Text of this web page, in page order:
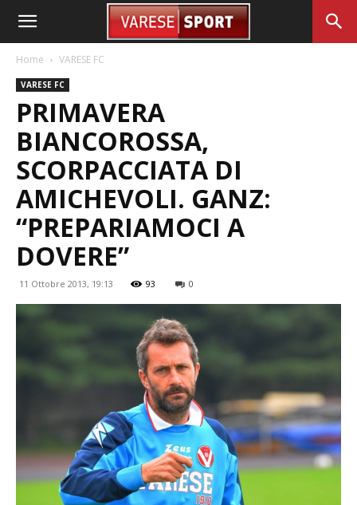
Home VARESE FC
VARESE FC
PRIMAVERA
BIANCOROSSA,
SCORPACCIATA DI
AMICHEVOLI. GANZ:
“PREPARIAMOCI A
DOVERE”
11 Ottobre 2013, 19:13 93 0